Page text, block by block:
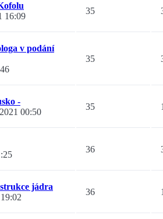
16:09
35
v podání
35
-
00:50
35
36
jádra
36